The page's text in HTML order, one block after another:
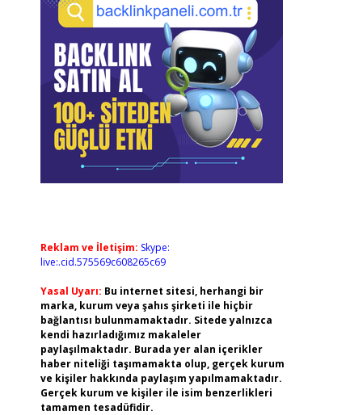
Reklam ve İletişim: Skype:
live:.cid.575569c608265c69
Yasal Uyarı: Bu internet sitesi, herhangi bir
marka, kurum veya şahıs şirketi ile hiçbir
bağlantısı bulunmamaktadır. Sitede yalnızca
kendi hazırladığımız makaleler
paylaşılmaktadır. Burada yer alan içerikler
haber niteliği taşımamakta olup, gerçek kurum
ve kişiler hakkında paylaşım yapılmamaktadır.
Gerçek kurum ve kişiler ile isim benzerlikleri
tamamen tesadüfidir.